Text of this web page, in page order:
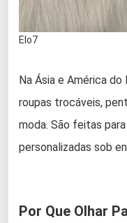
Elo7
Na Ásia e América
roupas trocáveis,
moda. São feitas
personalizadas sob
Por Que Olhar